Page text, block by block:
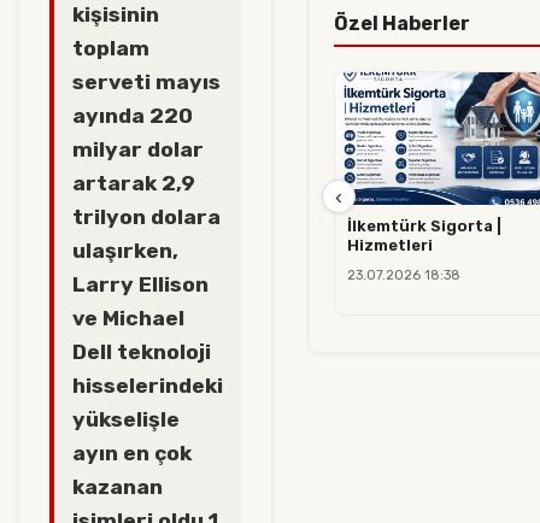
kişisinin
toplam
serveti mayıs
ayında 220
milyar dolar
artarak 2,9
trilyon dolara
ulaşırken,
Larry Ellison
ve Michael
Dell teknoloji
hisselerindeki
yükselişle
ayın en çok
kazanan
Özel Haberler
İlkemtürk Sigorta |
Hizmetleri
23.07.2026 18:38
‹